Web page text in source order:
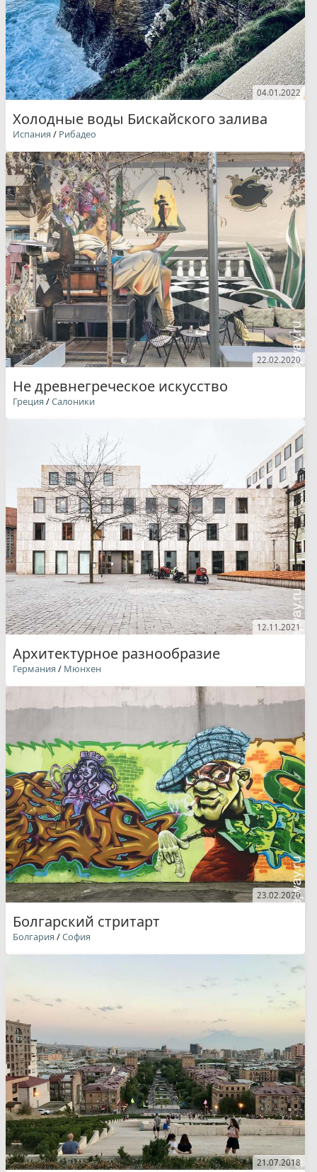
04.01.2022
Холодные воды Бискайского залива
Испания / Рибадео
22.02.2020
Не древнегреческое искусство
Греция /Салоники
12.11.2021
Архитектурное разнообразие
Германия / Мюнхен
23.02.2020
Болгарский стритарт
Болгария /София
21.07.2018